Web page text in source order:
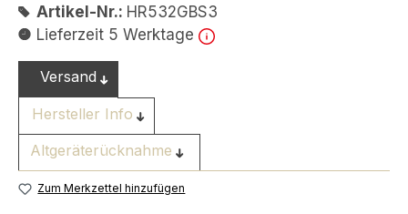
Artikel-Nr.: HR532GBS3
Lieferzeit 5 Werktage
Versand
Hersteller Info
Altgeräterücknahme
Zum Merkzettel hinzufügen